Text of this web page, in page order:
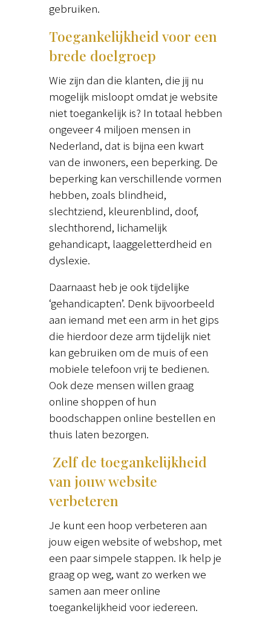
gebruiken.
Toegankelijkheid voor een
brede doelgroep
Wie zijn dan die klanten, die jij nu
mogelijk misloopt omdat je website
niet toegankelijk is? In totaal hebben
ongeveer 4 miljoen mensen in
Nederland, dat is bijna een kwart
van de inwoners, een beperking. De
beperking kan verschillende vormen
hebben, zoals blindheid,
slechtziend, kleurenblind, doof,
slechthorend, lichamelijk
gehandicapt, laaggeletterdheid en
dyslexie.
Daarnaast heb je ook tijdelijke
‘gehandicapten’. Denk bijvoorbeeld
aan iemand met een arm in het gips
die hierdoor deze arm tijdelijk niet
kan gebruiken om de muis of een
mobiele telefoon vrij te bedienen.
Ook deze mensen willen graag
online shoppen of hun
boodschappen online bestellen en
thuis laten bezorgen.
Zelf de toegankelijkheid
van jouw website
verbeteren
Je kunt een hoop verbeteren aan
jouw eigen website of webshop, met
een paar simpele stappen. Ik help je
graag op weg, want zo werken we
samen aan meer online
toegankelijkheid voor iedereen.